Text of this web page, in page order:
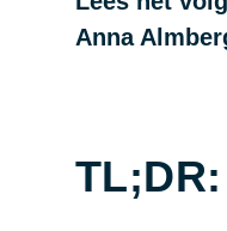
Anna
TL;DR: